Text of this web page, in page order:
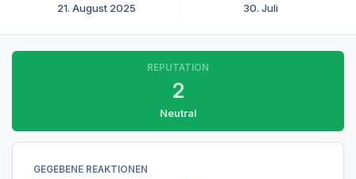
21. August 2025
30. Juli
REPUTATION
2
Neutral
GEGEBENE REAKTIONEN